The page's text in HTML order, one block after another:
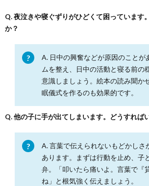
Q. 夜泣きや寝ぐずりがひどくて困っています
か？
A. 日中の興奮などが原因のことが
ムを整え、日中の活動と寝る前の
意識しましょう。絵本の読み聞か
眠儀式を作るのも効果的です。
Q. 他の子に手が出てしまいます。どうすれば
A. 言葉で伝えられないもどかしさ
あります。まずは行動を止め、子
弁。「叩いたら痛いよ。言葉で『
ね」と根気強く伝えましょう。